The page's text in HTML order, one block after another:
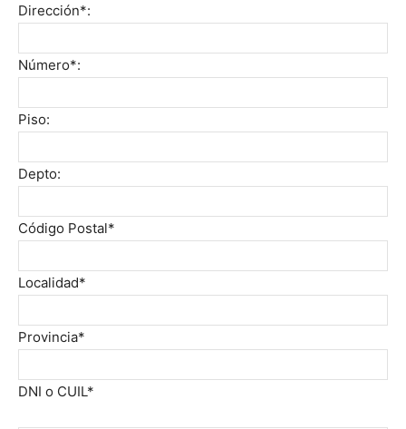
Dirección*:
Número*:
Piso:
Depto:
Código Postal*
Localidad*
Provincia*
DNI o CUIL*